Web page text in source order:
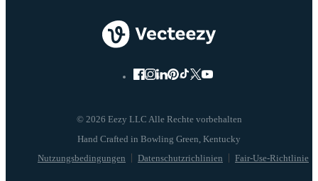
© 2026 Eezy LLC Alle Rechte vorbehalten
Nutzungsbedingungen Datenschutzrichlinien Fair-Use-Richtlinie